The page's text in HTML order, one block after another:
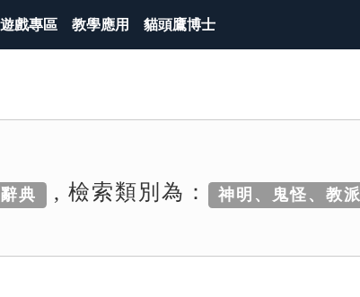
遊戲專區 教學應用 貓頭鷹博士
典 , 檢索類別為： 神明、鬼怪、教派